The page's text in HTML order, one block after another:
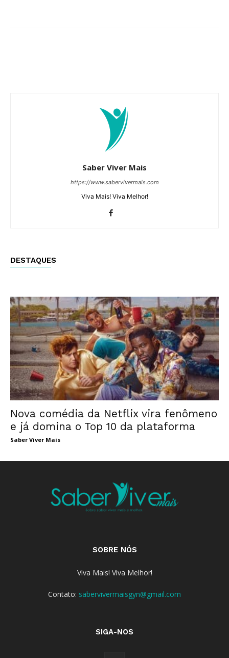
Saber Viver Mais
https://www.sabervivermais.com
Viva Mais! Viva Melhor!
DESTAQUES
Nova comédia da Netflix vira fenômeno
e já domina o Top 10 da plataforma
Saber Viver Mais
SOBRE NÓS
Viva Mais! Viva Melhor!
Contato: sabervivermaisgyn@gmail.com
SIGA-NOS